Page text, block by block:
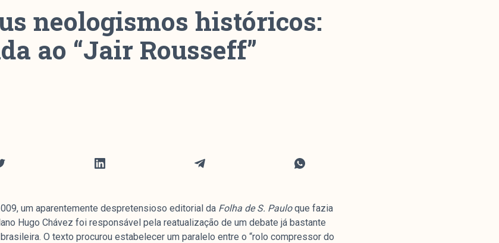
neologismos históricos:
ao “Jair Rousseff”
um aparentemente despretensioso editorial da Folha de S. Pauloque fazia
Hugo Chávez foi responsável pela reatualização de um debate já bastante
O texto procurou estabelecer um paralelo entre o “rolo compressor do